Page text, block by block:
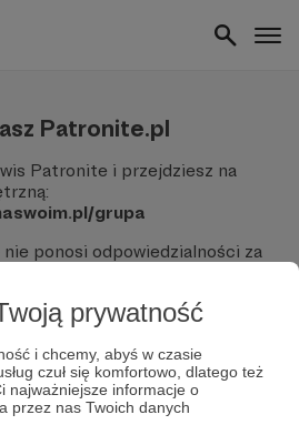
prywatność
i chcemy, abyś w czasie
czuł się komfortowo, dlatego też
najważniejsze informacje o
przez nas Twoich danych
Patronite.pl
Patronite i przejdziesz na
grupa
ponosi odpowiedzialności za
logowania ani informacji
stronach.
URL, zanim klikniesz przycisk
wróć do Patronite i zweryfikuj